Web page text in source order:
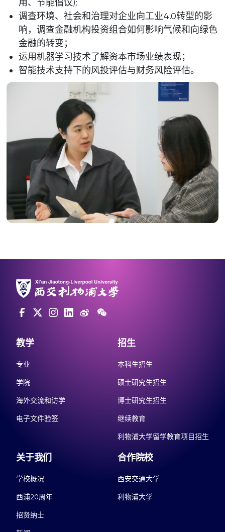
用、节能倡议);
调查环境、社会和治理对企业向工业4.0转型的影
响，调查金融机构投资组合如何影响气候和向绿色
金融的转变；
运用机器学习技术了解资本市场业绩表现；
智能技术支持下的风投评估与财务风险评估。
教学
专业
学院
海外交流和访学
电子文件验签
招生
本科生招生
硕士研究生招生
博士研究生招生
继续教育
利物浦大学留学教育项目招生
关于我们
学校概况
西浦20周年
招贤纳士
合作院校
西安交通大学
利物浦大学